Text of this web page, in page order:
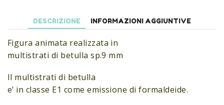
DESCRIZIONE INFORMAZIONI AGGIUNTIVE
Figura animata realizzata in
multistrati di betulla sp.9 mm
Il multistrati di betulla
e’ in classe E1 come emissione di formaldeide.